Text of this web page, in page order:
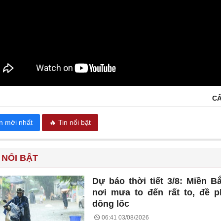
mới nhất 🔥 Tin nổi bật
BẬT
Dự báo thời tiết 3/8: Miền
nơi mưa to đến rất to, đề
dông lốc
06:41 03/08/2026